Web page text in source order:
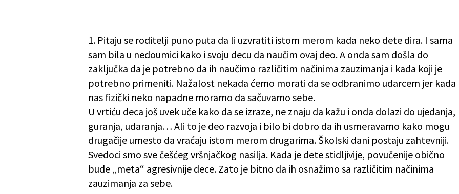
1. Pitaju se roditelji puno puta da li uzvratiti istom merom kada neko dete dira. I sama
sam bila u nedoumici kako i svoju decu da naučim ovaj deo. A onda sam došla do
zaključka da je potrebno da ih naučimo različitim načinima zauzimanja i kada koji je
potrebno primeniti. Nažalost nekada ćemo morati da se odbranimo udarcem jer kada
nas fizički neko napadne moramo da sačuvamo sebe.
U vrtiću deca još uvek uče kako da se izraze, ne znaju da kažu i onda dolazi do ujedanja,
guranja, udaranja… Ali to je deo razvoja i bilo bi dobro da ih usmeravamo kako mogu
drugačije umesto da vraćaju istom merom drugarima. Školski dani postaju zahtevniji.
Svedoci smo sve češćeg vršnjačkog nasilja. Kada je dete stidljivije, povučenije obično
bude „meta“ agresivnije dece. Zato je bitno da ih osnažimo sa različitim načinima
zauzimanja za sebe.